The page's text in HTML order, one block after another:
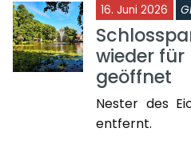
16. Juni 2026
wieder für
geöffnet
Nester des
entfernt.